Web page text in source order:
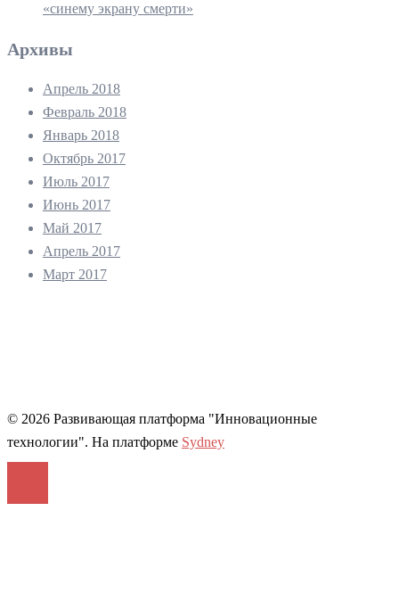
«синему экрану смерти»
Архивы
Апрель 2018
Февраль 2018
Январь 2018
Октябрь 2017
Июль 2017
Июнь 2017
Май 2017
Апрель 2017
Март 2017
© 2026 Развивающая платформа "Инновационные
технологии". На платформе Sydney
Войти